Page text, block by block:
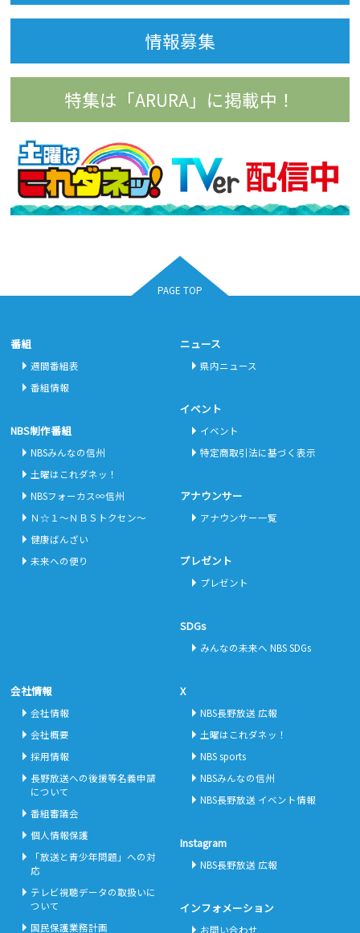
情報募集
特集は「ARURA」に掲載中！
PAGE TOP
番組
週間番組表
番組情報
NBS制作番組
NBSみんなの信州
土曜はこれダネッ！
NBSフォーカス∞信州
Ｎ☆１～ＮＢＳトクセン～
健康ばんざい
未来への便り
ニュース
県内ニュース
イベント
イベント
特定商取引法に基づく表示
アナウンサー
アナウンサー一覧
プレゼント
プレゼント
SDGs
みんなの未来へ NBS SDGs
会社情報
会社情報
会社概要
採用情報
長野放送への後援等名義申請
について
番組審議会
個人情報保護
「放送と青少年問題」への対
応
テレビ視聴データの取扱いに
ついて
国民保護業務計画
X
NBS長野放送 広報
土曜はこれダネッ！
NBS sports
NBSみんなの信州
NBS長野放送 イベント情報
Instagram
NBS長野放送 広報
インフォメーション
お問い合わせ